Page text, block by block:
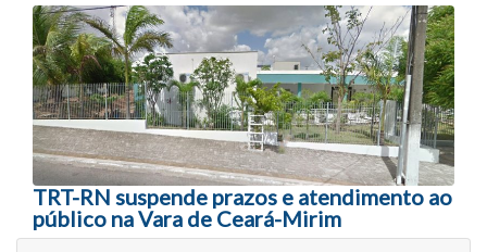
TRT-RN suspende prazos e atendimento ao
público na Vara de Ceará-Mirim